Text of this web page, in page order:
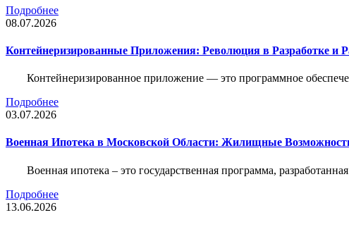
Подробнее
08.07.2026
Контейнеризированные Приложения: Революция в Разработке и
Контейнеризированное приложение — это программное
Подробнее
03.07.2026
Военная Ипотека в Московской Области: Жилищные
Военная ипотека – это государственная программа,
Подробнее
13.06.2026